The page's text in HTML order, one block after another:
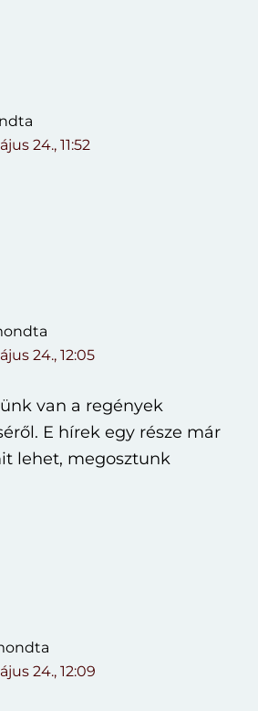
24., 11:52
24., 12:05
van a regények
E hírek egy része már
lehet, megosztunk
24., 12:09